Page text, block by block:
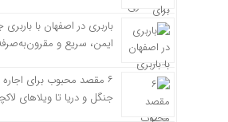
باربری در اصفهان با
ایمن، سریع و
۶ مقصد محبوب برای اجاره
جنگل و دریا تا ویلاهای